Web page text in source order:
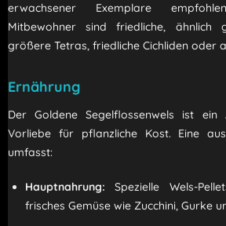
erwachsener Exemplare
Mitbewohner sind friedliche, ähnlich
größere Tetras, friedliche Cichliden oder
Ernährung
Der Goldene Segelflossenwels ist ein
Vorliebe für pflanzliche Kost.
Eine
umfasst:
Hauptnahrung:
Spezielle Wels-
frisches Gemüse wie Zucchini, Gurke